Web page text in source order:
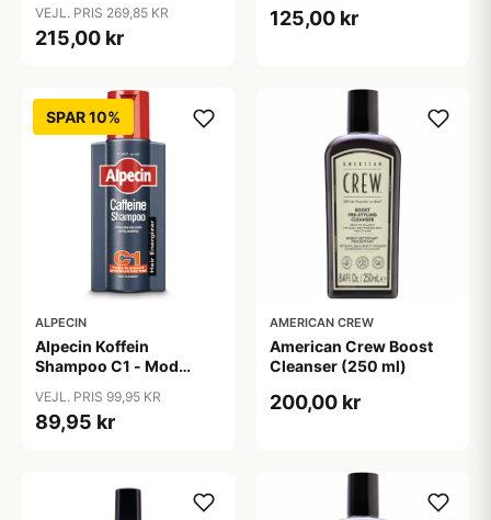
VEJL. PRIS 269,85 KR
215,00 kr
125,00 kr
SPAR 10%
ALPECIN
Alpecin Koffein
Shampoo C1 - Mod
VEJL. PRIS 99,95 KR
89,95 kr
AMERICAN CREW
American Crew Boost
Cleanser (250 ml)
200,00 kr